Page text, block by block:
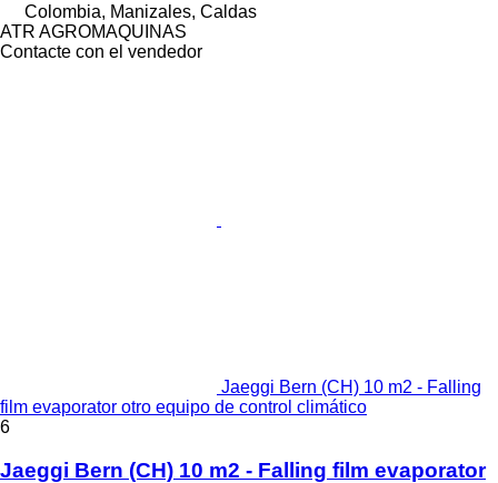
Colombia, Manizales, Caldas
ATR AGROMAQUINAS
Contacte con el vendedor
Jaeggi Bern (CH) 10 m2 - Falling
film evaporator otro equipo de control climático
6
Jaeggi Bern (CH) 10 m2 - Falling film evaporator